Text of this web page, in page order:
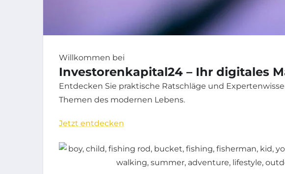
Willkommen bei
Investorenkapital24 – Ihr digitales
Entdecken Sie praktische Ratschläge und
Themen des modernen Lebens.
Jetzt entdecken